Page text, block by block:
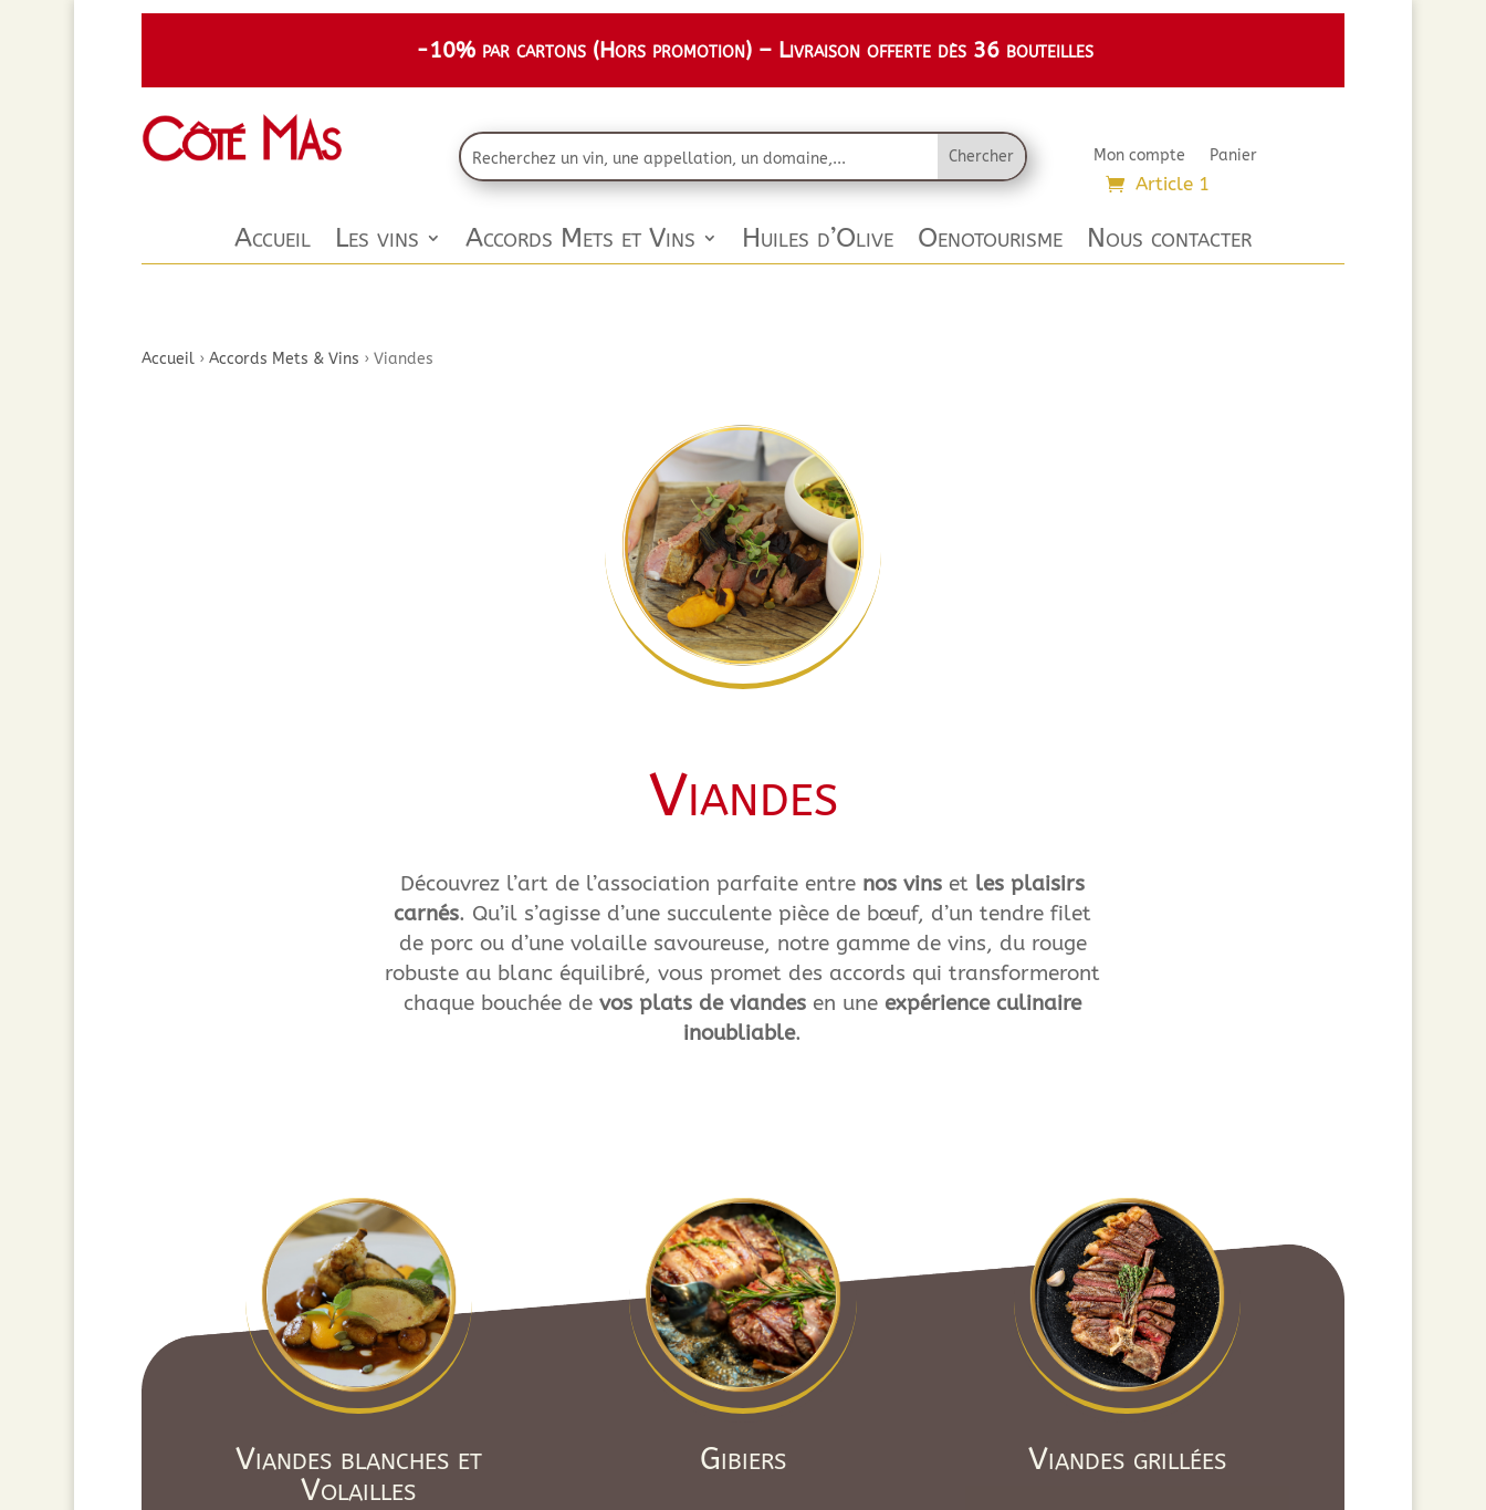
-10% par cartons (Hors promotion) – Livraison offerte dès 36 bouteilles
Mon compte Panier
Article 1
Accueil Les vins Accords Mets et Vins Huiles d’Olive Oenotourisme Nous contacter
Accueil› Accords Mets & Vins › Viandes
Viandes
Découvrez l’art de l’association parfaite entre nos vins et les plaisirs
carnés. Qu’il s’agisse d’une succulente pièce de bœuf, d’un tendre filet
de porc ou d’une volaille savoureuse, notre gamme de vins, du rouge
robuste au blanc équilibré, vous promet des accords qui transformeront
chaque bouchée devos plats de viandes en une expérience culinaire
inoubliable.
Viandes blanches et
Volailles
Gibiers Viandes grillées